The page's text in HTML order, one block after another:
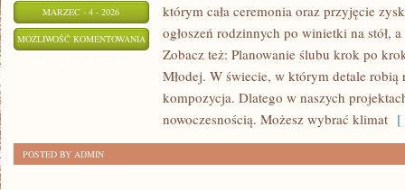
MARZEC - 4 - 2026
MOŻLIWOŚĆ KOMENTOWANIA ŚLUBNE
FORMALNOŚCI
DOKUMENTY
którym cała ceremonia oraz przyjęcie
ogłoszeń rodzinnych po winietki na stół,
Zobacz też: Planowanie ślubu krok po
Młodej. W świecie, w którym detale
kompozycja. Dlatego w naszych
nowoczesnością. Możesz wybrać klimat [
POSTED BY ADMIN